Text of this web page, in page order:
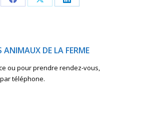
Share
Share
Share
ANIMAUX DE LA FERME
ou pour prendre rendez-vous,
téléphone.